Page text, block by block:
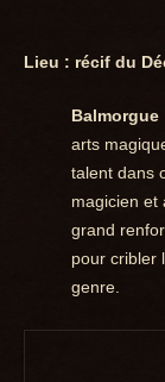
Lieu : récif du
Balmorgue
arts
talent dans
magicien et
grand
pour cribler
genre.